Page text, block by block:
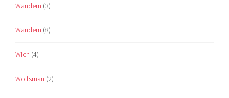
Wandern (3)
Wandern (8)
Wien (4)
Wolfsman (2)